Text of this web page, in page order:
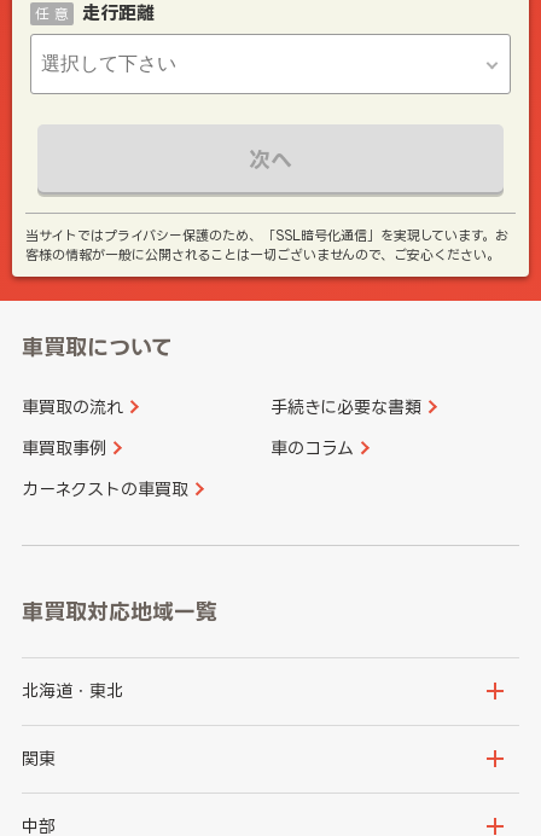
走行距離
任 意
次へ
当サイトではプライバシー保護のため、「SSL暗号化通信」を実現しています。お
客様の情報が一般に公開されることは一切ございませんので、ご安心ください。
車買取について
車買取の流れ 手続きに必要な書類
車買取事例 車のコラム
カーネクストの車買取
車買取対応地域一覧
北海道・東北
北海道
岩手県
関東
茨城県
中部